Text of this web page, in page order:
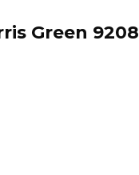
Green 9208